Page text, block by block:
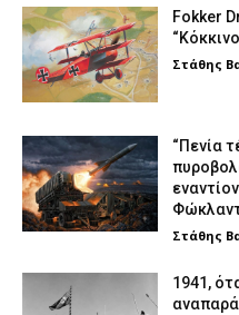
Fokker
Στάθης
“Πενία
Στάθης
1941,